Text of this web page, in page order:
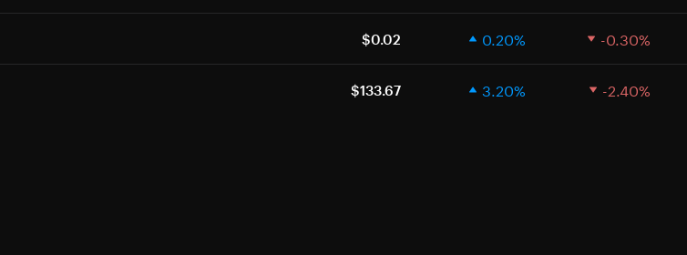
$0.02 0.20% -0.30%
$133.67 3.20% -2.40%